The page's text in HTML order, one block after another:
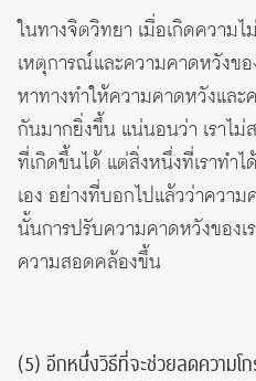
ในทางจิตวิทยา เมื่อเกิดความ
เหตุการณ์และความคาดหวังข
หาทางทำให้ความคาดหวังและ
กันมากยิ่งขึ้น แน่นอนว่า เราไม่
ที่เกิดขึ้นได้ แต่สิ่งหนึ่งที่เราทำ
เอง อย่างที่บอกไปแล้วว่าควา
นั้นการปรับความคาดหวังของเ
ความสอดคล้องขึ้น
(5) อีกหนึ่งวิธีที่จะช่วยลดความโ